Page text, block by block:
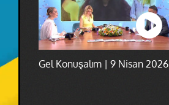
Gel Konuşalım | 9 Nisan 2026